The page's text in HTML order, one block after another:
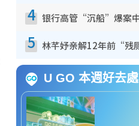
4
5
U GO 本週好去處